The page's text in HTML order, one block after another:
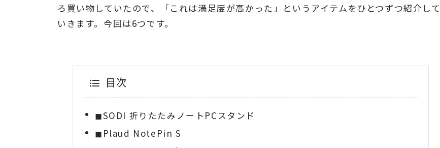
ろ買い物していたので、「これは満足度が高かった」というアイテムをひとつずつ紹介して
いきます。今回は6つです。
目次
◼︎SODI 折りたたみノートPCスタンド
◼︎Plaud NotePin S